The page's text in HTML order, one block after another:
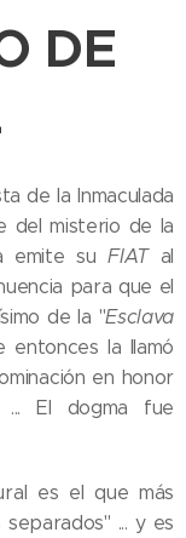
DE
de la Inmaculada
del misterio de la
emite suFIATal
para que el
de la "Esclava
entonces la llamó
en honor
El dogma fue
es el que más
... y es